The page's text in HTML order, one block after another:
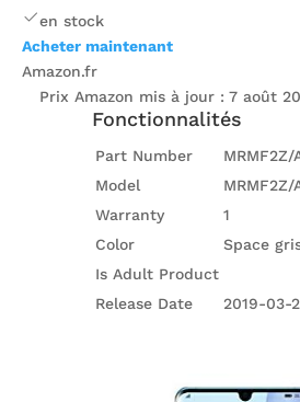
en stock
Acheter maintenant
Amazon.fr
Prix ​​Amazon mis à jour :7 août
Fonctionnalités
Part Number
MRMF2Z/
Model
MRMF2Z/
Warranty
1
Color
Space
Is Adult Product
Release Date
2019-03-